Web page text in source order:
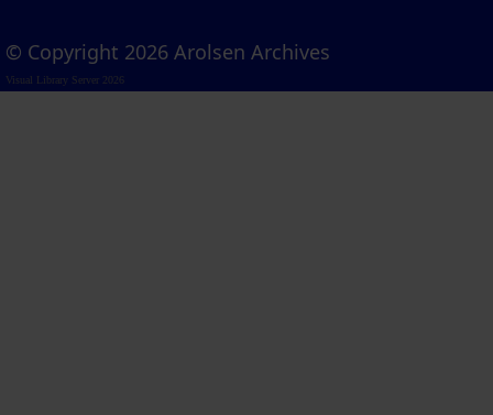
© Copyright 2026 Arolsen Archives
Visual Library Server 2026